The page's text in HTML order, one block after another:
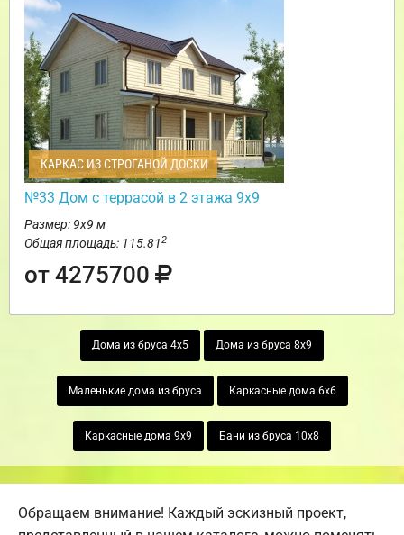
КАРКАС ИЗ СТРОГАНОЙ ДОСКИ
№33 Дом с террасой в 2 этажа 9х9
Размер: 9х9 м
Общая площадь: 115.812
от 4275700
Дома из бруса 4х5 Дома из бруса 8х9
Маленькие дома из бруса Каркасные дома 6х6
Каркасные дома 9х9 Бани из бруса 10х8
Обращаем внимание! Каждый эскизный проект,